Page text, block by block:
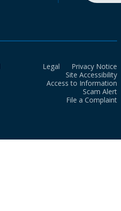
Legal
Privacy Notice
Site Accessibility
Access to Information
Scam Alert
File a Complaint